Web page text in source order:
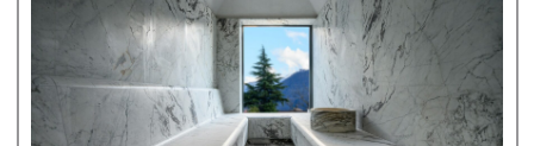
САЙТ СДЕЛАН WWW.APORFIRA.COM